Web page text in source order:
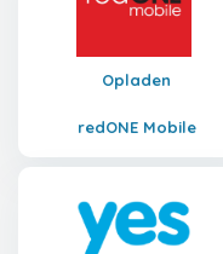
Opladen
redONE Mobile